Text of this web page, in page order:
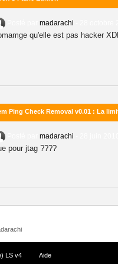
madarachi
qu'elle est pas hacker
Ping Check Removal v0.01 : La
madarachi
pour jtag ????
LS v4 Aide